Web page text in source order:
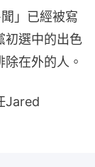
」已經被寫
初選中的出色
在外的人。
Jared